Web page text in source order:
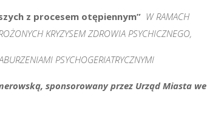
z procesem otępiennym” W RAMACH
KRYZYSEM ZDROWIA PSYCHICZNEGO,
PSYCHOGERIATRYCZNYMI
sponsorowany przez Urząd Miasta we